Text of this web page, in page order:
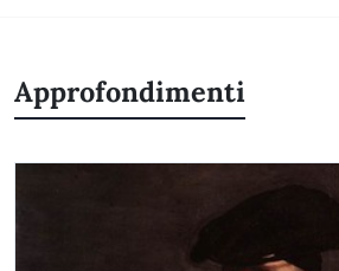
Approfondimenti